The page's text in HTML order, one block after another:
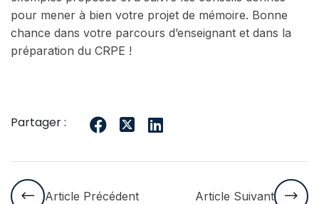
pour mener à bien votre projet de mémoire. Bonne
chance dans votre parcours d’enseignant et dans la
préparation du CRPE !
Partager :
Article Précédent Article Suivant